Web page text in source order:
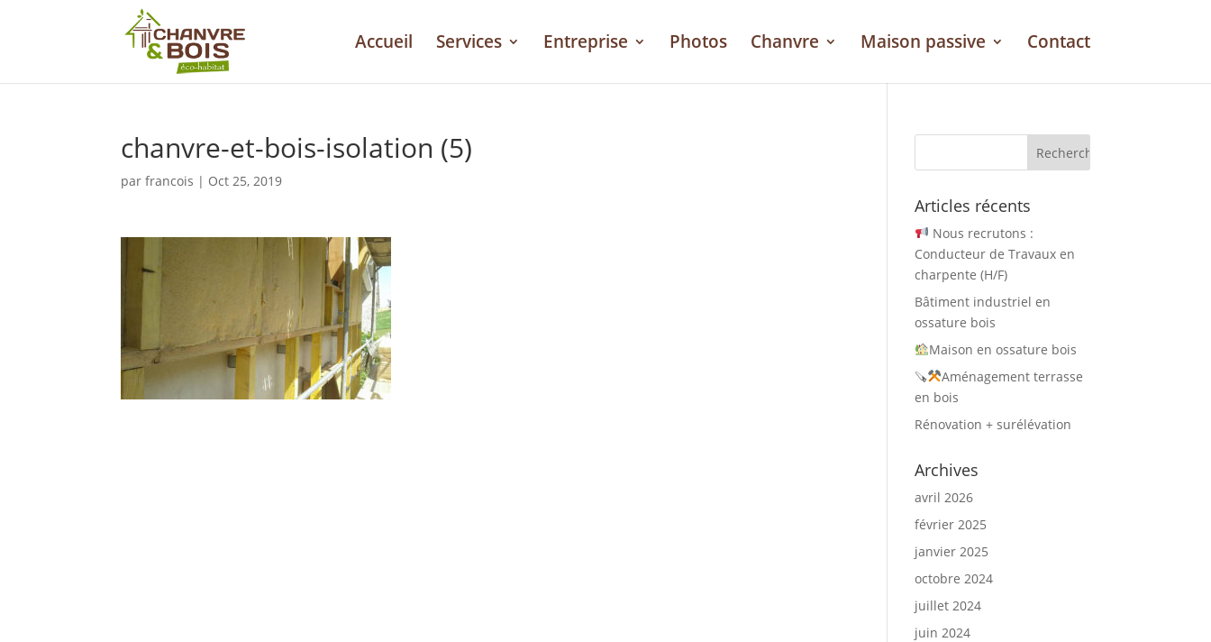
Accueil Services Entreprise Photos Chanvre Maison passive Contact
chanvre-et-bois-isolation (5)
parfrancois | Oct 25, 2019
Articles récents
Nous recrutons :
Conducteur de Travaux en
charpente (H/F)
Bâtiment industriel en
ossature bois
Maison en ossature bois
🪚
Aménagement terrasse
en bois
Rénovation + surélévation
Archives
avril 2026
février 2025
janvier 2025
octobre 2024
juillet 2024
juin 2024